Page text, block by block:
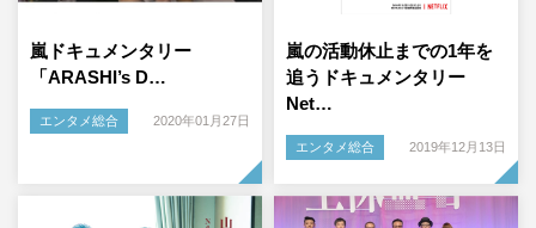
嵐ドキュメンタリー
「ARASHI’s D…
エンタメ総合 2020年01月27日
嵐の活動休止までの1年を
追うドキュメンタリー
Net…
エンタメ総合 2019年12月13日